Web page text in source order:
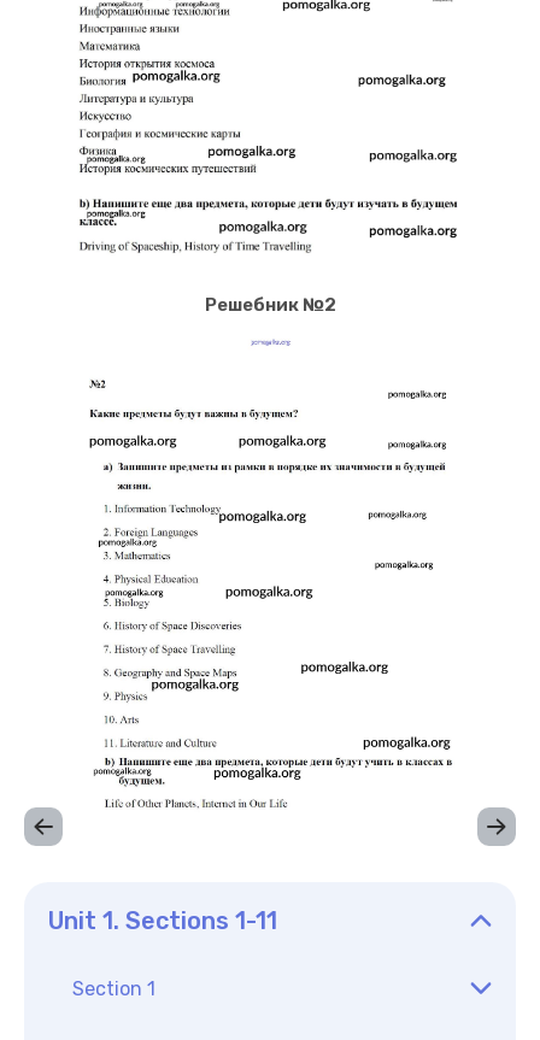
Решебник №2
Unit 1. Sections 1-11
Section 1